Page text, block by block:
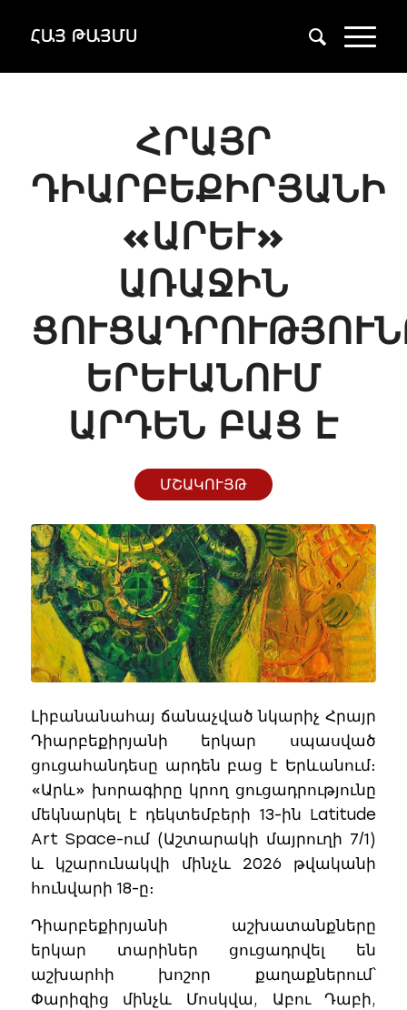
ՀՐԱՅՐ
ԴԻԱՐԲԵՔԻՐՅԱՆԻ
«ԱՐԵՒ» Ա
ՌԱՋԻՆ Ց
ՈՒՑԱԴՐՈՒԹՅՈՒՆԸ
ՐԵՒԱՆՈՒՄ ԱՐ
ԴԵՆ ԲԱՑ Է
ՄՇԱԿՈՒՅԹ
Լիբանանահայ ճանաչված նկարիչ Հրայր
Դիարբեքիրյանի երկար սպասված
ցուցահանդեսը արդեն բաց է Երևանում։
«Արև» խորագիրը կրող ցուցադրությունը
մեկնարկել է դեկտեմբերի 13-ին Latitude
Art Space-ում (Աշտարակի մայրուղի 7/1)
և կշարունակվի մինչև 2026 թվականի
հունվարի 18-ը։
Դիարբեքիրյանի աշխատանքները
երկար տարիներ ցուցադրվել են
աշխարհի խոշոր քաղաքներում՝
Փարիզից մինչև Մոսկվա, Աբու Դաբի,